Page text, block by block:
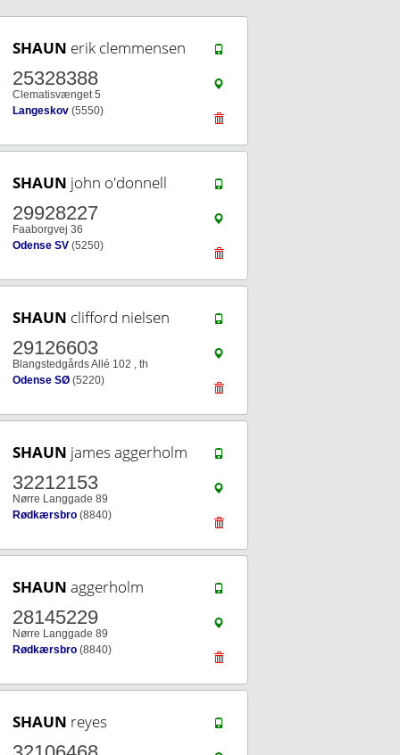
SHAUN erik clemmensen
25328388
Clematisvænget 5
Langeskov (5550)
SHAUN john o'donnell
29928227
Faaborgvej 36
Odense SV (5250)
SHAUN clifford nielsen
29126603
Blangstedgårds Allé 102 , th
Odense SØ (5220)
SHAUN james aggerholm
32212153
Nørre Langgade 89
Rødkærsbro (8840)
SHAUN aggerholm
28145229
Nørre Langgade 89
Rødkærsbro (8840)
SHAUN reyes